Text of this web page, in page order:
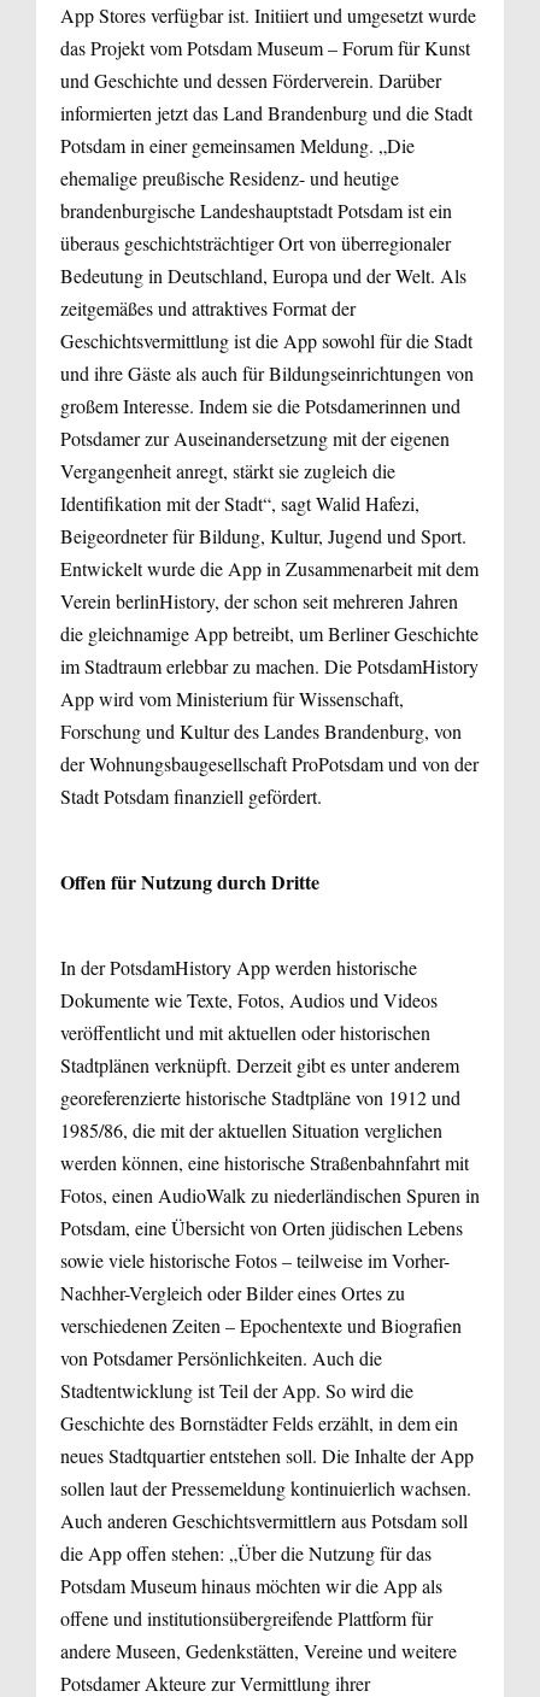
App Stores verfügbar ist. Initiiert und umgesetzt wurde
das Projekt vom Potsdam Museum – Forum für Kunst
und Geschichte und dessen Förderverein. Darüber
informierten jetzt das Land Brandenburg und die Stadt
Potsdam in einer gemeinsamen Meldung. „Die
ehemalige preußische Residenz- und heutige
brandenburgische Landeshauptstadt Potsdam ist ein
überaus geschichtsträchtiger Ort von überregionaler
Bedeutung in Deutschland, Europa und der Welt. Als
zeitgemäßes und attraktives Format der
Geschichtsvermittlung ist die App sowohl für die Stadt
und ihre Gäste als auch für Bildungseinrichtungen von
großem Interesse. Indem sie die Potsdamerinnen und
Potsdamer zur Auseinandersetzung mit der eigenen
Vergangenheit anregt, stärkt sie zugleich die
Identifikation mit der Stadt“, sagt Walid Hafezi,
Beigeordneter für Bildung, Kultur, Jugend und Sport.
Entwickelt wurde die App in Zusammenarbeit mit dem
Verein berlinHistory, der schon seit mehreren Jahren
die gleichnamige App betreibt, um Berliner Geschichte
im Stadtraum erlebbar zu machen. Die PotsdamHistory
App wird vom Ministerium für Wissenschaft,
Forschung und Kultur des Landes Brandenburg, von
der Wohnungsbaugesellschaft ProPotsdam und von der
Stadt Potsdam finanziell gefördert.
Offen für Nutzung durch Dritte
In der PotsdamHistory App werden historische
Dokumente wie Texte, Fotos, Audios und Videos
veröffentlicht und mit aktuellen oder historischen
Stadtplänen verknüpft. Derzeit gibt es unter anderem
georeferenzierte historische Stadtpläne von 1912 und
1985/86, die mit der aktuellen Situation verglichen
werden können, eine historische Straßenbahnfahrt mit
Fotos, einen AudioWalk zu niederländischen Spuren in
Potsdam, eine Übersicht von Orten jüdischen Lebens
sowie viele historische Fotos – teilweise im Vorher-
Nachher-Vergleich oder Bilder eines Ortes zu
verschiedenen Zeiten – Epochentexte und Biografien
von Potsdamer Persönlichkeiten. Auch die
Stadtentwicklung ist Teil der App. So wird die
Geschichte des Bornstädter Felds erzählt, in dem ein
neues Stadtquartier entstehen soll. Die Inhalte der App
sollen laut der Pressemeldung kontinuierlich wachsen.
Auch anderen Geschichtsvermittlern aus Potsdam soll
die App offen stehen: „Über die Nutzung für das
Potsdam Museum hinaus möchten wir die App als
offene und institutionsübergreifende Plattform für
andere Museen, Gedenkstätten, Vereine und weitere
Potsdamer Akteure zur Vermittlung ihrer